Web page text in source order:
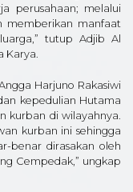
perusahaan; melalui
memberikan manfaat
tutup Adjib Al
Karya.
Harjuno Rakasiwi
kepedulian Hutama
kurban di wilayahnya.
kurban ini sehingga
benar dirasakan oleh
Cempedak,” ungkap